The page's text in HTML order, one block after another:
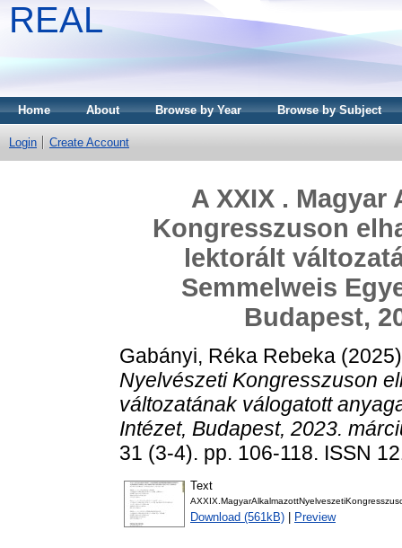
REAL
Home About Browse by Year Browse by Subject
Login Create Account
A XXIX .
Kongresszuson
lektorált
Semmelweis
Budapest,
Gabányi, Réka Rebeka
Nyelvészeti Kongresszuson
változatának válogatott
Intézet, Budapest, 2023.
31 (3-4). pp. 106-118. ISSN
Text
Download (561kB) Preview